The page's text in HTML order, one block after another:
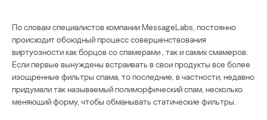
По словам специалистов компании MessageLabs, постоянно
происходит обоюдный процесс совершенствования
виртуозности как борцов со спамерами , так и самих смамеров.
Если первые вынуждены встраивать в свои продукты все более
изощренные фильтры спама, то последние, в частности, недавно
придумали так называемый полиморфический спам, несколько
меняющий форму, чтобы обманывать статические фильтры.